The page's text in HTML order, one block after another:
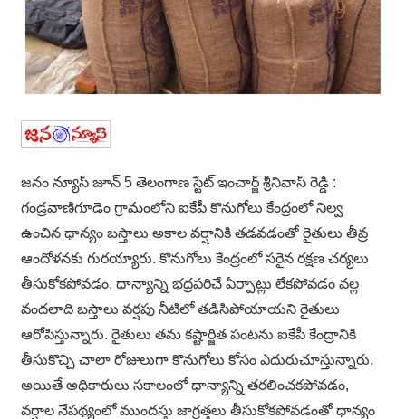
జనం న్యూస్ జూన్ 5 తెలంగాణ స్టేట్ ఇంచార్జ్ శ్రీనివాస్ రెడ్డి :
గండ్రవాణిగూడెం గ్రామంలోని ఐకేపీ కొనుగోలు కేంద్రంలో నిల్వ
ఉంచిన ధాన్యం బస్తాలు అకాల వర్షానికి తడవడంతో రైతులు తీవ్ర
ఆందోళనకు గురయ్యారు. కొనుగోలు కేంద్రంలో సరైన రక్షణ చర్యలు
తీసుకోకపోవడం, ధాన్యాన్ని భద్రపరిచే ఏర్పాట్లు లేకపోవడం వల్ల
వందలాది బస్తాలు వర్షపు నీటిలో తడిసిపోయాయని రైతులు
ఆరోపిస్తున్నారు. రైతులు తమ కష్టార్జిత పంటను ఐకేపీ కేంద్రానికి
తీసుకొచ్చి చాలా రోజులుగా కొనుగోలు కోసం ఎదురుచూస్తున్నారు.
అయితే అధికారులు సకాలంలో ధాన్యాన్ని తరలించకపోవడం,
వర్షాల నేపథ్యంలో ముందస్తు జాగ్రత్తలు తీసుకోకపోవడంతో ధాన్యం